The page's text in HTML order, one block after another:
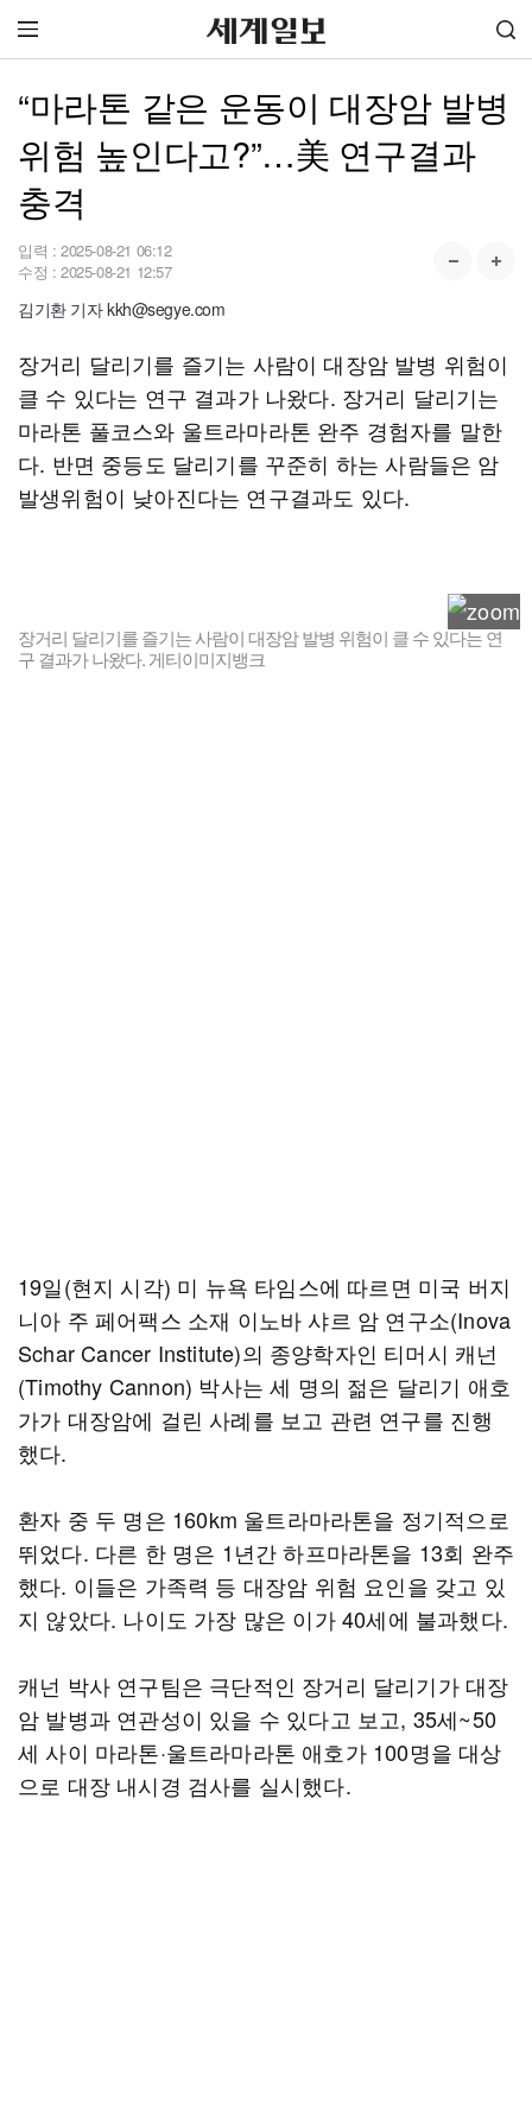
“마라톤 같은 운동이 대장암 발병
위험 높인다고?”…美 연구결과
충격
입력 : 2025-08-21 06:12
수정 : 2025-08-21 12:57
김기환 기자 kkh@segye.com
장거리 달리기를 즐기는 사람이 대장암 발병 위험이
클 수 있다는 연구 결과가 나왔다. 장거리 달리기는
마라톤 풀코스와 울트라마라톤 완주 경험자를 말한
다. 반면 중등도 달리기를 꾸준히 하는 사람들은 암
발생위험이 낮아진다는 연구결과도 있다.
장거리 달리기를 즐기는 사람이 대장암 발병 위험이 클 수 있다는 연
구 결과가 나왔다. 게티이미지뱅크
19일(현지 시각) 미 뉴욕 타임스에 따르면 미국 버지
니아 주 페어팩스 소재 이노바 샤르 암 연구소(Inova
Schar Cancer Institute)의 종양학자인 티머시 캐넌
(Timothy Cannon) 박사는 세 명의 젊은 달리기 애호
가가 대장암에 걸린 사례를 보고 관련 연구를 진행
했다.
환자 중 두 명은 160km 울트라마라톤을 정기적으로
뛰었다. 다른 한 명은 1년간 하프마라톤을 13회 완주
했다. 이들은 가족력 등 대장암 위험 요인을 갖고 있
지 않았다. 나이도 가장 많은 이가 40세에 불과했다.
캐넌 박사 연구팀은 극단적인 장거리 달리기가 대장
암 발병과 연관성이 있을 수 있다고 보고, 35세~50
세 사이 마라톤·울트라마라톤 애호가 100명을 대상
으로 대장 내시경 검사를 실시했다.